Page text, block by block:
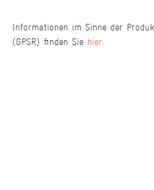
Informationen im Sinne der
(GPSR) finden Sie hier.